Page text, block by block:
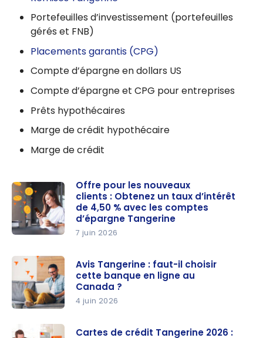
Portefeuilles d’investissement (portefeuilles
gérés et FNB)
Placements garantis (CPG)
Compte d’épargne en dollars US
Compte d’épargne et CPG pour entreprises
Prêts hypothécaires
Marge de crédit hypothécaire
Marge de crédit
les
nouveaux
clients : Ob
tenez un
d’intérêt
Offre pour les nouveaux
clients : Obtenez un taux d’intérêt
de 4,50 % avec les comptes
d’épargne Tangerine
7 juin 2026
Tangerine :
Avis Tangerine : faut-il choisir
cette banque en ligne au
Canada ?
4 juin 2026
Cartes de crédit Tangerine 2026 :